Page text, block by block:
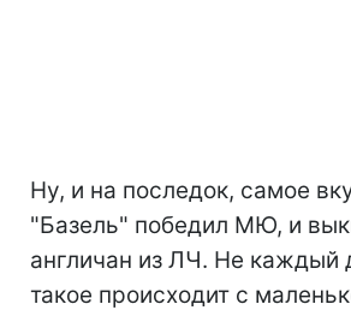
Ну, и на последок, самое
"Базель" победил МЮ, и
англичан из ЛЧ. Не каждый
такое происходит с